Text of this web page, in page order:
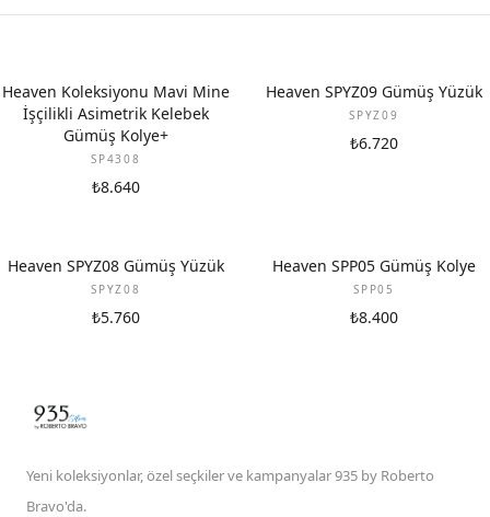
Heaven Koleksiyonu Mavi Mine
İşçilikli Asimetrik Kelebek
Gümüş Kolye+
SP4308
₺8.640
Heaven SPYZ09 Gümüş Yüzük
SPYZ09
₺6.720
Heaven SPYZ08 Gümüş Yüzük
SPYZ08
₺5.760
Heaven SPP05 Gümüş Kolye
SPP05
₺8.400
Yeni koleksiyonlar, özel seçkiler ve kampanyalar 935 by Roberto
Bravo'da.